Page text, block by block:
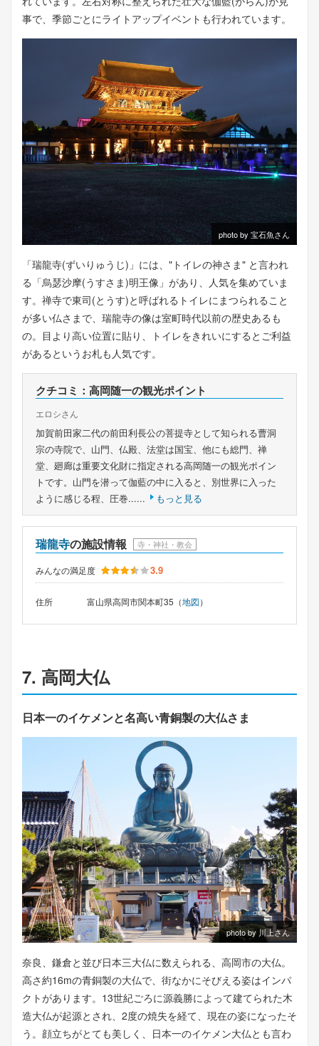
事で、季節ごとにライトアップイベントも行われています。
photo by 宝石魚さん
「瑞龍寺(ずいりゅうじ)」には、"トイレの神さま" と言われ
る「烏瑟沙摩(うすさま)明王像」があり、人気を集めていま
す。禅寺で東司(とうす)と呼ばれるトイレにまつられること
が多い仏さまで、瑞龍寺の像は室町時代以前の歴史あるも
の。目より高い位置に貼り、トイレをきれいにするとご利益
があるというお札も人気です。
クチコミ：高岡随一の観光ポイント
エロシさん
加賀前田家二代の前田利長公の菩提寺として知られる曹洞
宗の寺院で、山門、仏殿、法堂は国宝、他にも総門、禅
堂、廻廊は重要文化財に指定される高岡随一の観光ポイン
トです。山門を潜って伽藍の中に入ると、別世界に入った
ように感じる程、圧巻......
もっと見る
瑞龍寺の施設情報 寺・神社・教会
みんなの満足度 3.9
住所 富山県高岡市関本町35（地図）
7. 高岡大仏
日本一のイケメンと名高い青銅製の大仏さま
photo by 川上さん
奈良、鎌倉と並び日本三大仏に数えられる、高岡市の大仏。
高さ約16mの青銅製の大仏で、街なかにそびえる姿はインパ
クトがあります。13世紀ごろに源義勝によって建てられた木
造大仏が起源とされ、2度の焼失を経て、現在の姿になったそ
う。顔立ちがとても美しく、日本一のイケメン大仏とも言わ